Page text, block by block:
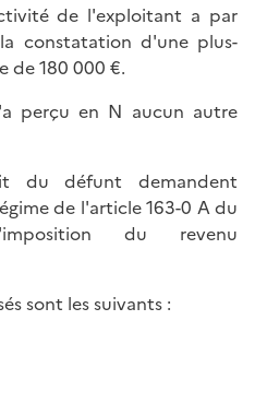
de l'exploitant a par
constatation d'une plus-
de 180 000 €.
perçu en N aucun autre
du défunt demandent
de l'article 163-0 A du
du revenu
sont les suivants :